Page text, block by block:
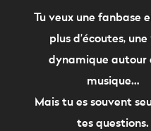
Tu veux une fanbase
plus d’écoutes,
dynamique autour
musique…
Mais tu es souvent
tes questions.